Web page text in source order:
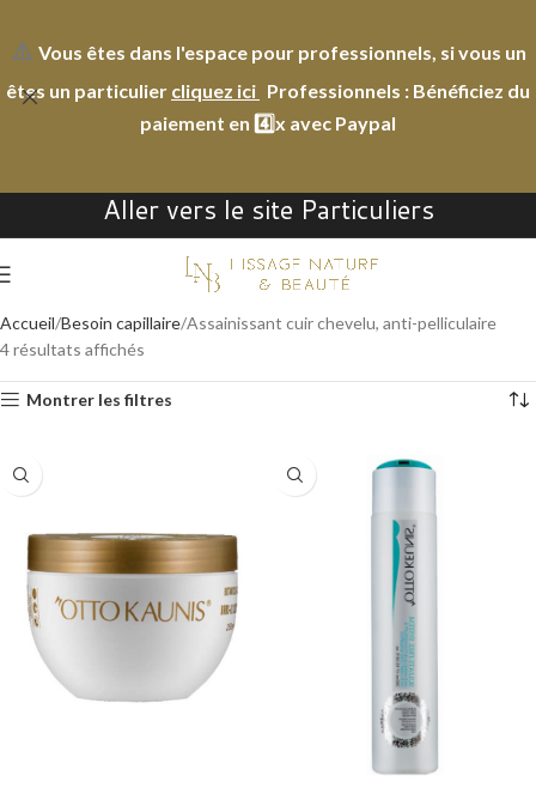
Aller vers le site Particuliers
Accueil Besoin capillaire Assainissant cuir chevelu, anti-pelliculaire
4 résultats affichés
Montrer les filtres
⚠️ Vous êtes dans l'espace pour professionnels, si vous un
êtes un particulier cliquez ici Professionnels : Bénéficiez du
paiement en 4️⃣x avec Paypal